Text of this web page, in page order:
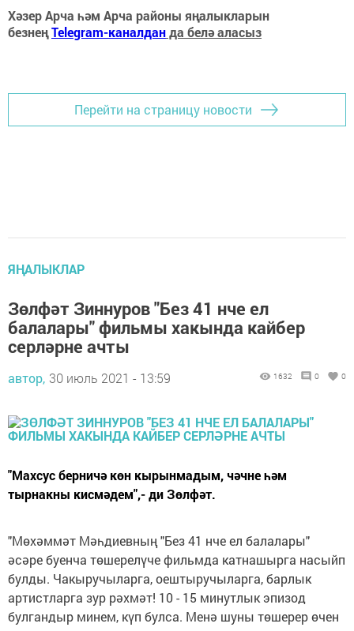
Хәзер Арча һәм Арча районы яңалыкларын
безнеңTelegram-каналданда белә аласыз
Перейти на страницу новости
ЯҢАЛЫКЛАР
Зөлфәт Зиннуров "Без 41 нче ел
балалары" фильмы хакында кайбер
серләрне ачты
автор, 30 июль 2021 - 13:59 1632 0 0
"Махсус берничә көн кырынмадым, чәчне һәм
тырнакны кисмәдем",- ди Зөлфәт.
"Мөхәммәт Мәһдиевның "Без 41 нче ел балалары"
әсәре буенча төшерелүче фильмда катнашырга насыйп
булды. Чакыручыларга, оештыручыларга, барлык
артистларга зур рәхмәт! 10 - 15 минутлык эпизод
булгандыр минем, күп булса. Менә шуны төшерер өчен